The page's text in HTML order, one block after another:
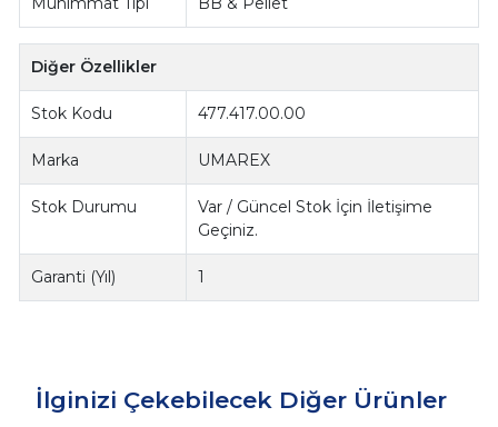
Diğer Özellikler
Stok Kodu 477.417.00.00
Marka UMAREX
Stok Durumu
Var / Güncel Stok İçin İletişime
Geçiniz.
Garanti (Yıl) 1
İlginizi Çekebilecek Diğer Ürünler